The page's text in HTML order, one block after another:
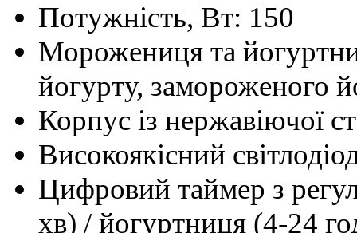
Потужність, Вт: 150
Морожениця та
йогурту, замороженого
Корпус із нержавіючої
Високоякісний
Цифровий таймер з
хв) / йогуртниця (4-24